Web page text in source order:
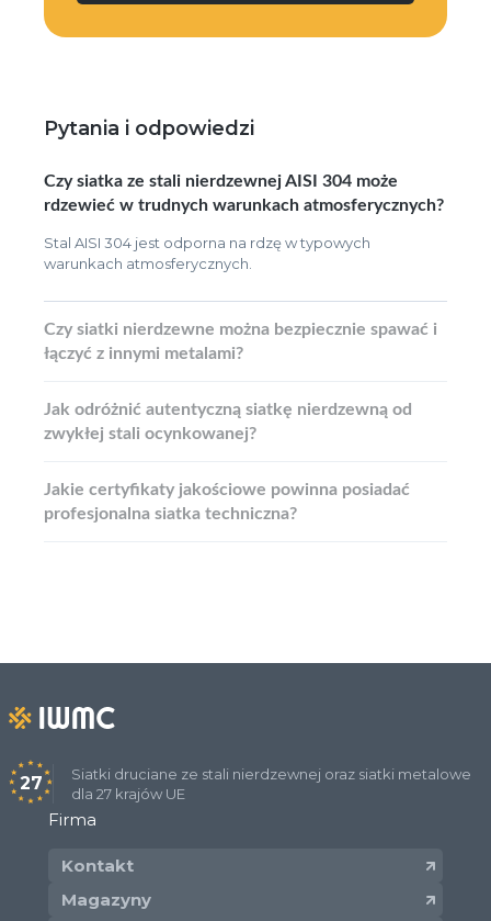
Pytania i odpowiedzi
Czy siatka ze stali nierdzewnej AISI 304 może
rdzewieć w trudnych warunkach atmosferycznych?
Stal AISI 304 jest odporna na rdzę w typowych
warunkach atmosferycznych.
Czy siatki nierdzewne można bezpiecznie spawać i
łączyć z innymi metalami?
Jak odróżnić autentyczną siatkę nierdzewną od
zwykłej stali ocynkowanej?
Jakie certyfikaty jakościowe powinna posiadać
profesjonalna siatka techniczna?
27
Siatki druciane ze stali nierdzewnej oraz siatki metalowe
dla 27 krajów UE
Firma
Kontakt
Magazyny